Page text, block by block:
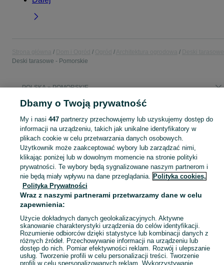
Deski tarasowe - Pomorskie
POLSKA » POMORSKIE
Sprzedaż desek tarasowych Pomorskie ▶️ Szeroki wybór modeli, kolorów i rozmiarów ✅ Nowe i używane w atrakcyjnych cenach ☝ Sprawdź oferty na OLX.pl!
Mapa kategorii
Mapa miejscowości
Mapa ministron
Popularne wyszukiwania
Dbamy o Twoją prywatność
My i nasi 447partnerzy przechowujemy lub uzyskujemy dostęp do
informacji na urządzeniu, takich jak unikalne identyfikatory w
plikach cookie w celu przetwarzania danych osobowych.
Użytkownik może zaakceptować wybory lub zarządzać nimi,
klikając poniżej lub w dowolnym momencie na stronie polityki
prywatności. Te wybory będą sygnalizowane naszym partnerom i
nie będą miały wpływu na dane przeglądania. Polityka cookies,
Polityka Prywatności
Wraz z naszymi partnerami przetwarzamy dane w celu
zapewnienia:
Użycie dokładnych danych geolokalizacyjnych. Aktywne
skanowanie charakterystyki urządzenia do celów identyfikacji.
Rozumienie odbiorców dzięki statystyce lub kombinacji danych z
różnych źródeł. Przechowywanie informacji na urządzeniu lub
dostęp do nich. Pomiar efektywności reklam. Rozwój i ulepszanie
usług. Tworzenie profili w celu personalizacji treści. Tworzenie
profili w celu spersonalizowanych reklam. Wykorzystywanie